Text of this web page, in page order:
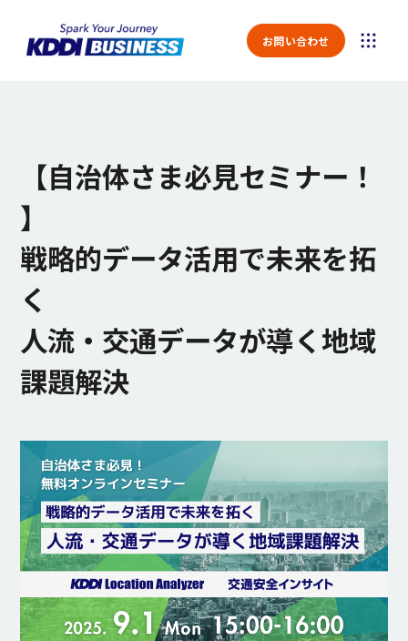
お問い合わせ
【自治体さま必見セミナー！
】
戦略的データ活用で未来を拓
く
人流・交通データが導く地域
課題解決